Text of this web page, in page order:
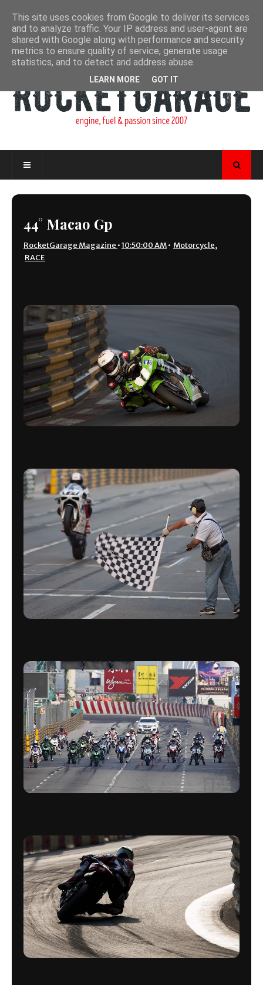
44° Macao Gp
RocketGarage Magazine •10:50:00 AM• Motorcycle,
RACE
This site uses cookies from Google to deliver its services
and to analyze traffic. Your IP address and user-agent are
shared with Google along with performance and security
metrics to ensure quality of service, generate usage
statistics, and to detect and address abuse.
LEARN MORE GOT IT